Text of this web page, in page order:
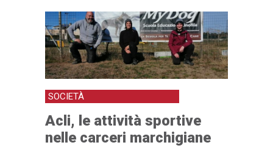
SOCIETÀ
Acli, le attività sportive
nelle carceri marchigiane